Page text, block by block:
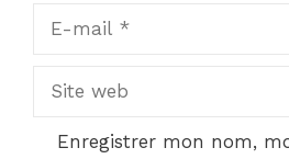
mail
web
Enregistrer mon nom,